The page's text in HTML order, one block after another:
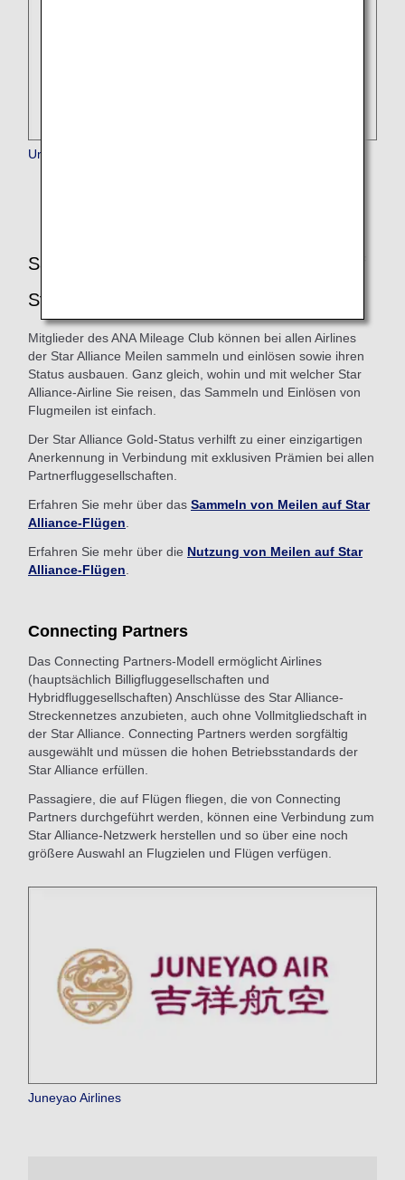
United Airlines
Sammeln und Nutzen von ANA-Meilen auf
Star Alliance-Flügen
Mitglieder des ANA Mileage Club können bei allen Airlines
der Star Alliance Meilen sammeln und einlösen sowie ihren
Status ausbauen. Ganz gleich, wohin und mit welcher Star
Alliance-Airline Sie reisen, das Sammeln und Einlösen von
Flugmeilen ist einfach.
Der Star Alliance Gold-Status verhilft zu einer einzigartigen
Anerkennung in Verbindung mit exklusiven Prämien bei allen
Partnerfluggesellschaften.
Erfahren Sie mehr über das Sammeln von Meilen auf Star
Alliance-Flügen.
Erfahren Sie mehr über die Nutzung von Meilen auf Star
Alliance-Flügen.
Connecting Partners
Das Connecting Partners-Modell ermöglicht Airlines
(hauptsächlich Billigfluggesellschaften und
Hybridfluggesellschaften) Anschlüsse des Star Alliance-
Streckennetzes anzubieten, auch ohne Vollmitgliedschaft in
der Star Alliance. Connecting Partners werden sorgfältig
ausgewählt und müssen die hohen Betriebsstandards der
Star Alliance erfüllen.
Passagiere, die auf Flügen fliegen, die von Connecting
Partners durchgeführt werden, können eine Verbindung zum
Star Alliance-Netzwerk herstellen und so über eine noch
größere Auswahl an Flugzielen und Flügen verfügen.
Juneyao Airlines